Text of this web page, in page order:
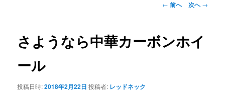
ン
テ
ン
投
ビ
ゲ
← 前へ 次へ→
さようなら中華カーボンホイ
ール
投稿日時:2018年2月22日 投稿者: レッドネック